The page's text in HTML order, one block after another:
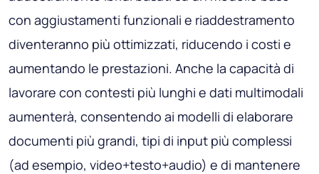
con aggiustamenti funzionali e riaddestramento
diventeranno più ottimizzati, riducendo i costi e
aumentando le prestazioni. Anche la capacità di
lavorare con contesti più lunghi e dati multimodali
aumenterà, consentendo ai modelli di elaborare
documenti più grandi, tipi di input più complessi
(ad esempio, video+testo+audio) e di mantenere